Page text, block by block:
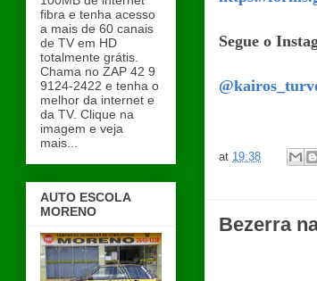
Segue o
at 19:38
Bezerra
fibra e tenha acesso
a mais de 60 canais
de TV em HD
totalmente grátis.
Chama no ZAP 42 9
9124-2422 e tenha o
melhor da internet e
da TV. Clique na
imagem e veja
mais...
AUTO ESCOLA
MORENO